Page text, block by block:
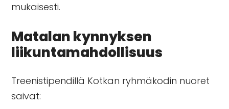
mukaisesti.
Matalan kynnyksen
liikuntamahdollisuus
Treenistipendillä Kotkan ryhmäkodin nuoret
saivat: